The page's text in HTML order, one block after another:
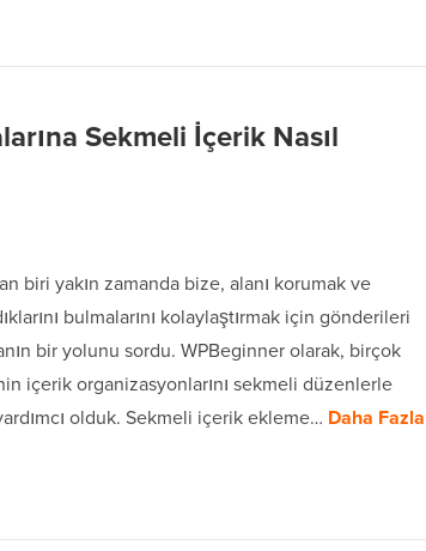
Sekmeli İçerik Nasıl
biri yakın zamanda bize, alanı korumak ve
bulmalarını kolaylaştırmak için gönderileri
bir yolunu sordu. WPBeginner olarak, birçok
içerik organizasyonlarını sekmeli düzenlerle
olduk. Sekmeli içerik ekleme… Daha Fazla